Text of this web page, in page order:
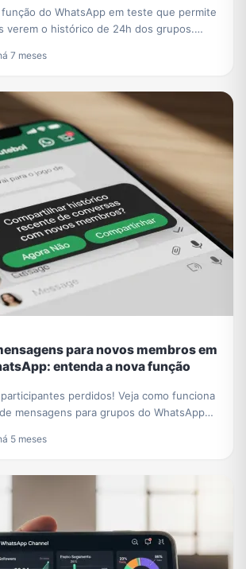
função do WhatsApp em teste que permite
verem o histórico de 24h dos grupos.
privacidade e como se preparar.
7 meses
para novos membros em
entenda a nova função
perdidos! Veja como funciona
mensagens para grupos do WhatsApp
5 meses